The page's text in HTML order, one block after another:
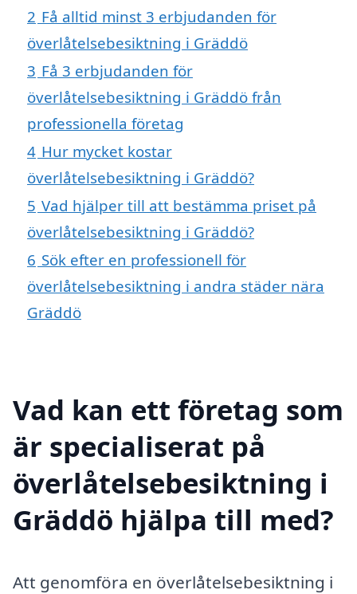
2 Få alltid minst 3 erbjudanden för
överlåtelsebesiktning i Gräddö
3 Få 3 erbjudanden för
överlåtelsebesiktning i Gräddö från
professionella företag
4 Hur mycket kostar
överlåtelsebesiktning i Gräddö?
5 Vad hjälper till att bestämma priset på
överlåtelsebesiktning i Gräddö?
6 Sök efter en professionell för
överlåtelsebesiktning i andra städer nära
Gräddö
Vad kan ett företag som
är specialiserat på
överlåtelsebesiktning i
Gräddö hjälpa till med?
Att genomföra en överlåtelsebesiktning i